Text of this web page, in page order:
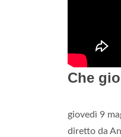
Che
giovedì 9
diretto da